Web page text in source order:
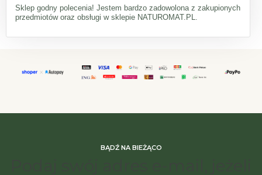
Sklep godny polecenia! Jestem bardzo zadowolona z zakupionych
przedmiotów oraz obsługi w sklepie NATUROMAT.PL.
BĄDŹ NA BIEŻĄCO